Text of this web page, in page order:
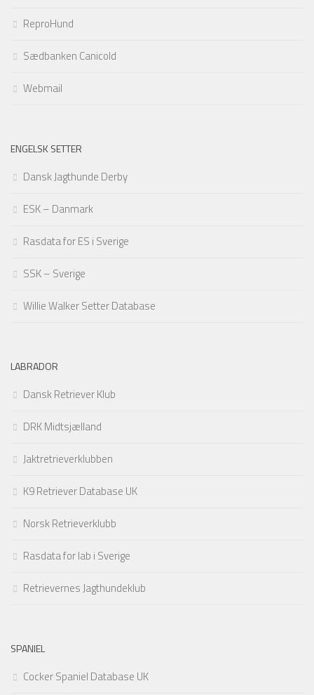
ReproHund
Sædbanken Canicold
Webmail
ENGELSK SETTER
Dansk Jagthunde Derby
ESK – Danmark
Rasdata for ES i Sverige
SSK – Sverige
Willie Walker Setter Database
LABRADOR
Dansk Retriever Klub
DRK Midtsjælland
Jaktretrieverklubben
K9 Retriever Database UK
Norsk Retrieverklubb
Rasdata for lab i Sverige
Retrievernes Jagthundeklub
SPANIEL
Cocker Spaniel Database UK